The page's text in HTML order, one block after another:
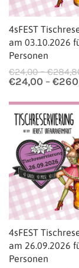
4sFEST
am 03.10.2026
Personen
€24,00 –€
€24,00 – €
4sFEST
am 26.09.2026
Personen